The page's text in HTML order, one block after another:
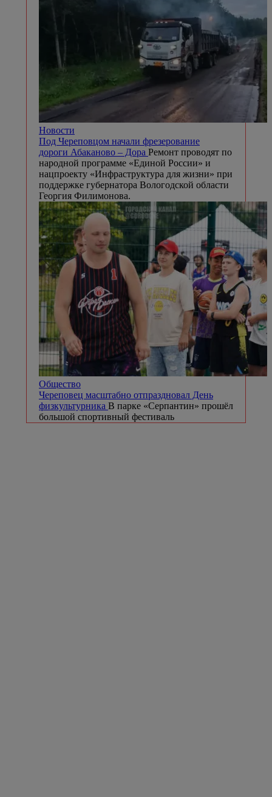
Новости
Под Череповцом начали фрезерование
дороги Абаканово – Дора Ремонт проводят по
народной программе «Единой России» и
нацпроекту «Инфраструктура для жизни» при
поддержке губернатора Вологодской области
Георгия Филимонова.
Общество
Череповец масштабно отпраздновал День
физкультурника В парке «Серпантин» прошёл
большой спортивный фестиваль